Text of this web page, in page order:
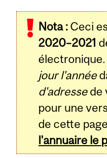
Nota : Ceci
2020–2021
électronique.
jour l'année
d'adressede
pour une
de cette
l'annuaire le
Related
Content